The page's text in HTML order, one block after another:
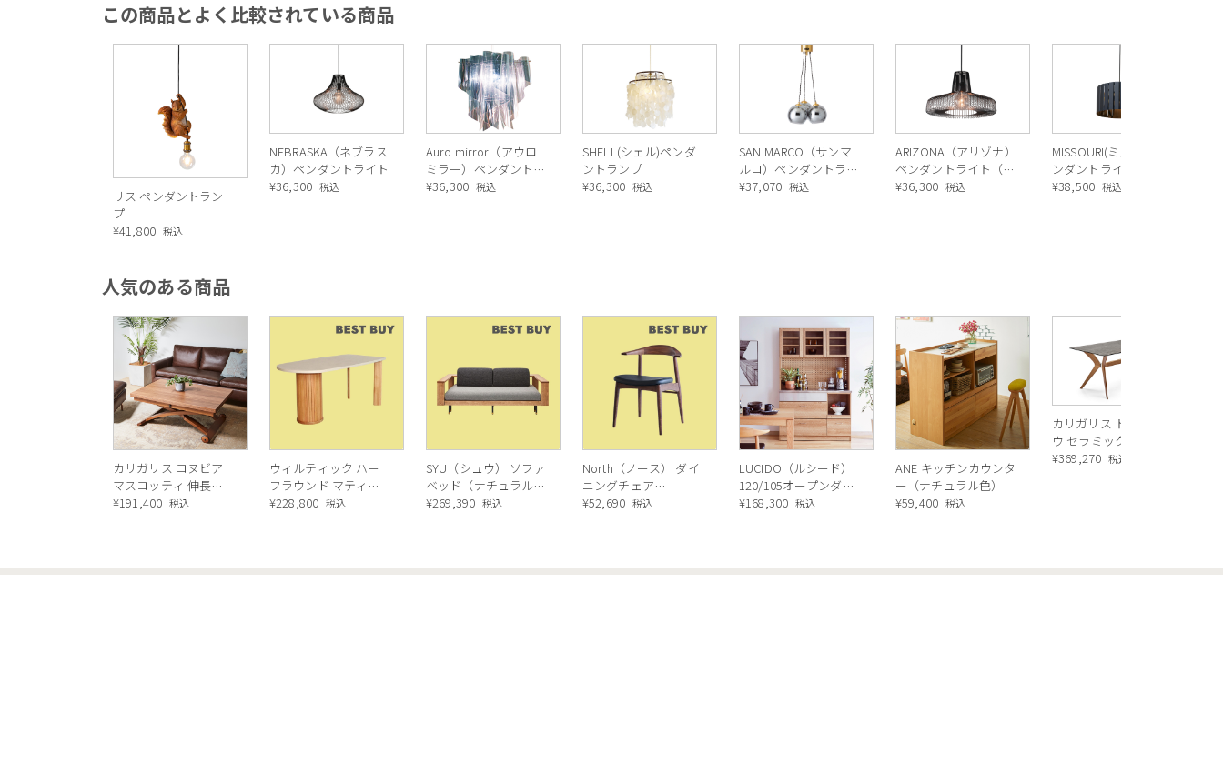
この商品とよく比較されている商品
リス ペンダントラン
プ
¥41,800 税込
NEBRASKA（ネブラス
カ）ペンダントライト
¥36,300 税込
Auro mirror（アウロ
ミラー）ペンダントラ
ンプ
¥36,300 税込
SHELL(シェル)ペンダ
ントランプ
¥36,300 税込
SAN MARCO（サンマ
ルコ）ペンダントラン
プ GOLD/GRAY
¥37,070 税込
ARIZONA（アリゾナ）
ペンダントライト（ブ
ラック）
¥36,300 税込
MISSOURI(ミズーリ)ペ
ンダントライト BK
¥38,500 税込
人気のある商品
カリガリス コヌビア
マスコッティ 伸長・
昇降式テーブル ／
¥191,400 税込
ウィルティック ハー
フラウンド マティエ
ラ塗装 ダイニングテ
¥228,800 税込
SYU（シュウ） ソファ
ベッド（ナチュラル）
190cm
¥269,390 税込
North（ノース） ダイ
ニングチェア
AC02（ウォールナッ
¥52,690 税込
LUCIDO（ルシード）
120/105オープンダイ
ニングボード ナチュ
¥168,300 税込
ANE キッチンカウンタ
ー（ナチュラル色）
¥59,400 税込
カリガリス トウキョ
ウ セラミック ダイニ
ングテーブル ／
¥369,270 税込